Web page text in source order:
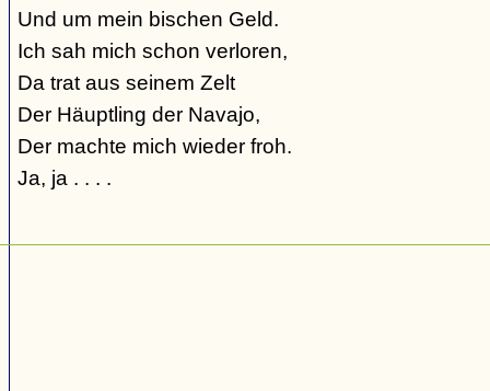
Und um mein bischen Geld.
Ich sah mich schon verloren,
Da trat aus seinem Zelt
Der Häuptling der Navajo,
Der machte mich wieder froh.
Ja, ja . . . .